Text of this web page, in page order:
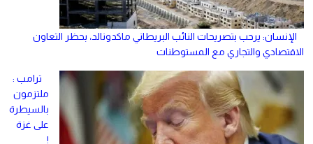
الإنسان: يرحب بتصريحات النائب البريطاني ماكدونالد، بحظر التعاون
الاقتصادي والتجاري مع المستوطنات
ترامب :
ملتزمون
بالسيطرة
على غزة
!